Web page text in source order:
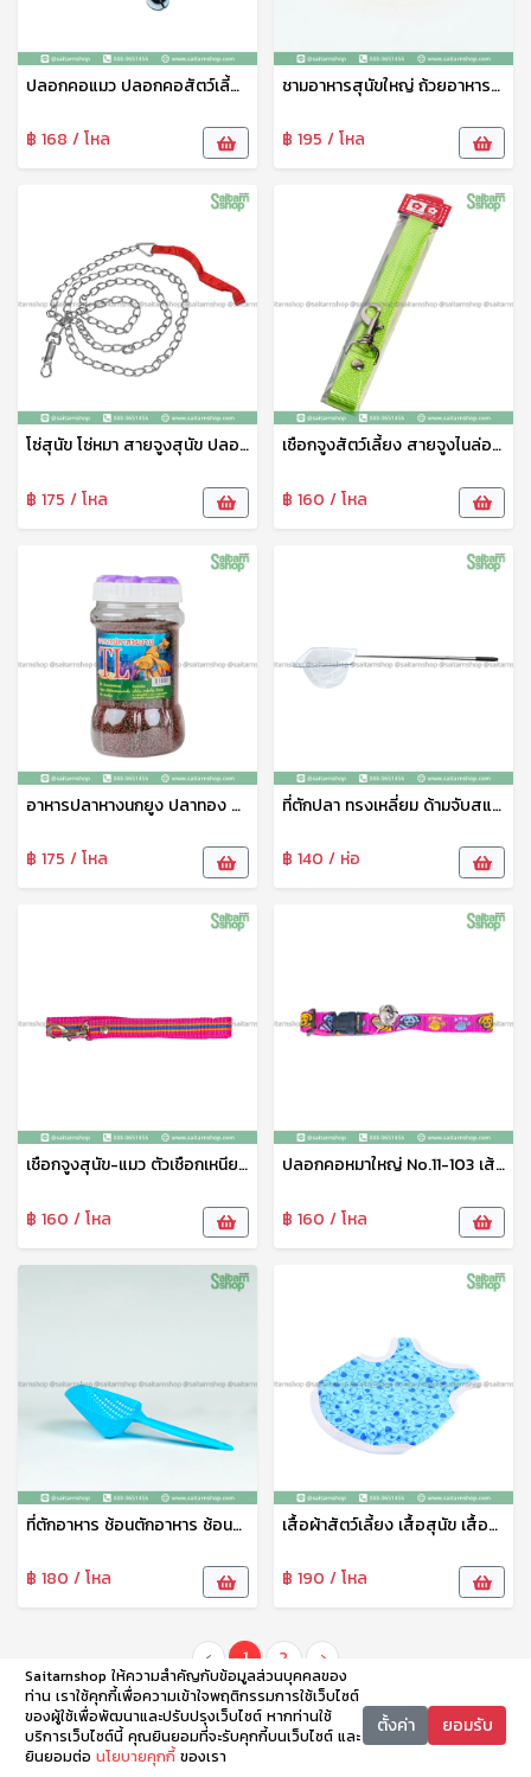
ปลอกคอแมว ปลอกคอสัตว์เลี้ยง ปลอกคอสุนัข ปรับขนาดได้ พร้อมกระดิ่ง 1แพ็ค4ชิ้น คละลาย 21521
฿ 168 / โหล
ชามอาหารสุนัขใหญ่ ถ้วยอาหารสุนัข ที่ใส่อาหารหมา ที่ใส่อาหารสุนัข ลายน่ารัก AP
฿ 195 / โหล
โซ่สุนัข โซ่หมา สายจูงสุนัข ปลอกคอสุนัข โซ่เหล็กบิด ปลอกคอหมา โซ่ล่ามสุนัข สายจูงหมา โซ่จูงหมา โซ่จูงสุนัข โซ่ No.03136
฿ 175 / โหล
เชือกจูงสัตว์เลี้ยง สายจูงไนล่อน คละสี สายจูงสุนัขพันธุ์ใหญ่ คุณภาพดี เชือกหนานิ่ม ทนทาน ปลอดภัย
฿ 160 / โหล
อาหารปลาหางนกยูง ปลาทอง ปลาคราฟ ปลาสวยงามทุกชนิด เกรดเอ น้ำไม่ขุ่น แถมฟรีกระปุกใส่อาหารปลา (เม็ดจิ๋ว)
฿ 175 / โหล
ที่ตักปลา ทรงเหลี่ยม ด้ามจับสแตนเลส ขนาด 18*26ซม ที่ตักปลาเนื้อดี สวิงตักปลา ตาข่ายช้อนปลา ด้ามจับอย่างดี แข็งแรง ทนทาน N-293
฿ 140 / ห่อ
เชือกจูงสุนัข-แมว ตัวเชือกเหนียว ไม่ขาดง่ายใช่ได้ยาวนาน No.11-104
฿ 160 / โหล
ปลอกคอหมาใหญ่ No.11-103 เส้นใหญ่ไม่หลุดไม่ขาดง่าย
฿ 160 / โหล
ที่ตักอาหาร ช้อนตักอาหาร ช้อนตักอาหารสัตว์เลี้ยง ที่ตักน้ำแข็งพลาสติก ช้อนตักอเนกประสงค์ PT
฿ 180 / โหล
เสื้อผ้าสัตว์เลี้ยง เสื้อสุนัข เสื้อแมว สกรีนลายน่ารัก No.6-100
฿ 190 / โหล
‹ 1 2 ›
Saitarnshop ให้ความสำคัญกับข้อมูลส่วนบุคคลของ
ท่าน เราใช้คุกกี้เพื่อความเข้าใจพฤติกรรมการใช้เว็บไซต์
ของผู้ใช้เพื่อพัฒนาและปรับปรุงเว็บไซต์ หากท่านใช้
บริการเว็บไซต์นี้ คุณยินยอมที่จะรับคุกกี้บนเว็บไซต์ และ
ยินยอมต่อ นโยบายคุกกี้ ของเรา
ตั้งค่า ยอมรับ